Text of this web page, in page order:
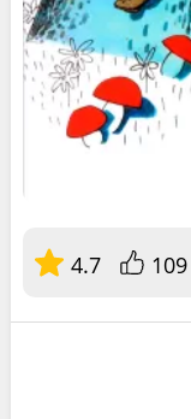
4.7 109